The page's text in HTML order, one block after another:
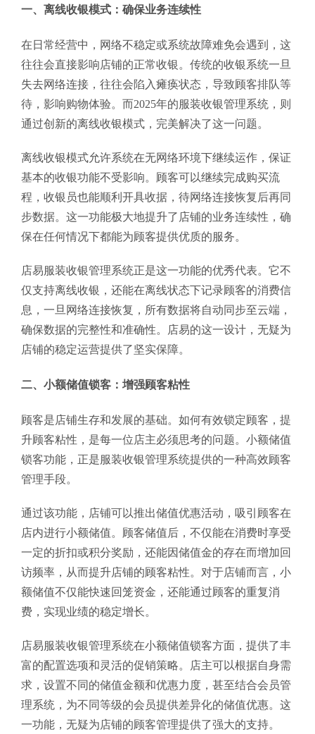
一、离线收银模式：确保业务连续性
在日常经营中，网络不稳定或系统故障难免会遇到，这
往往会直接影响店铺的正常收银。传统的收银系统一旦
失去网络连接，往往会陷入瘫痪状态，导致顾客排队等
待，影响购物体验。而2025年的服装收银管理系统，则
通过创新的离线收银模式，完美解决了这一问题。
离线收银模式允许系统在无网络环境下继续运作，保证
基本的收银功能不受影响。顾客可以继续完成购买流
程，收银员也能顺利开具收据，待网络连接恢复后再同
步数据。这一功能极大地提升了店铺的业务连续性，确
保在任何情况下都能为顾客提供优质的服务。
店易服装收银管理系统正是这一功能的优秀代表。它不
仅支持离线收银，还能在离线状态下记录顾客的消费信
息，一旦网络连接恢复，所有数据将自动同步至云端，
确保数据的完整性和准确性。店易的这一设计，无疑为
店铺的稳定运营提供了坚实保障。
二、小额储值锁客：增强顾客粘性
顾客是店铺生存和发展的基础。如何有效锁定顾客，提
升顾客粘性，是每一位店主必须思考的问题。小额储值
锁客功能，正是服装收银管理系统提供的一种高效顾客
管理手段。
通过该功能，店铺可以推出储值优惠活动，吸引顾客在
店内进行小额储值。顾客储值后，不仅能在消费时享受
一定的折扣或积分奖励，还能因储值金的存在而增加回
访频率，从而提升店铺的顾客粘性。对于店铺而言，小
额储值不仅能快速回笼资金，还能通过顾客的重复消
费，实现业绩的稳定增长。
店易服装收银管理系统在小额储值锁客方面，提供了丰
富的配置选项和灵活的促销策略。店主可以根据自身需
求，设置不同的储值金额和优惠力度，甚至结合会员管
理系统，为不同等级的会员提供差异化的储值优惠。这
一功能，无疑为店铺的顾客管理提供了强大的支持。